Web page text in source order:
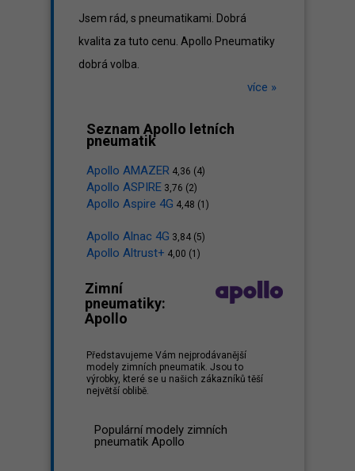
Jsem rád, s pneumatikami. Dobrá
kvalita za tuto cenu. Apollo Pneumatiky
dobrá volba.
více »
Seznam Apollo letních
pneumatik
Apollo AMAZER 4,36 (4)
Apollo ASPIRE 3,76 (2)
Apollo Aspire 4G 4,48 (1)
Apollo Alnac 4G 3,84 (5)
Apollo Altrust+ 4,00 (1)
Zimní
pneumatiky:
Apollo
Představujeme Vám nejprodávanější
modely zimních pneumatik. Jsou to
výrobky, které se u našich zákazníků těší
největší oblibě.
Populární modely zimních
pneumatik Apollo